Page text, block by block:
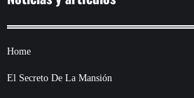
Home
El Secreto De La Mansión